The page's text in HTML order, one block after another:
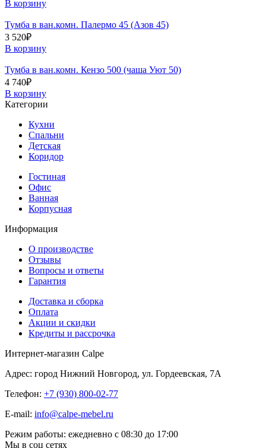
В корзину
Тумба в ван.комн. Палермо 45 (Азов 45)
3 520₽
В корзину
Тумба в ван.комн. Кензо 500 (чаша Уют 50)
4 740₽
В корзину
Категории
Кухни
Спальни
Детская
Коридор
Гостиная
Офис
Ванная
Корпусная
Информация
О производстве
Отзывы
Вопросы и ответы
Гарантия
Доставка и сборка
Оплата
Акции и скидки
Кредиты и рассрочка
Интернет-магазин Calpe
Адрес: город Нижний Новгород, ул. Гордеевская, 7А
Телефон: +7 (930) 800-02-77
E-mail: info@calpe-mebel.ru
Режим работы: ежедневно с 08:30 до 17:00
Мы в соц сетях